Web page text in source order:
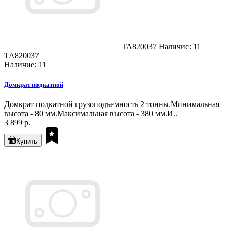
TA820037 Наличие: 11
TA820037
Наличие: 11
Домкрат подкатной
Домкрат подкатной грузоподъемность 2 тонны.Минимальная
высота - 80 мм.Максимальная высота - 380 мм.И..
3 899 р.
Купить